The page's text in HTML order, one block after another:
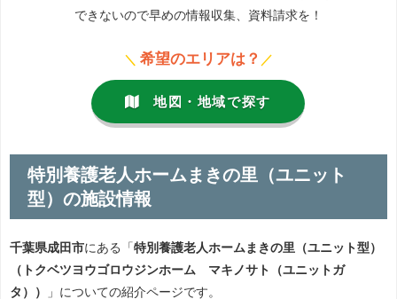
できないので早めの情報収集、資料請求を！
＼ 希望のエリアは？ ／
地図・地域で探す
特別養護老人ホームまきの里（ユニット
型）の施設情報
千葉県成田市にある「 特別養護老人ホームまきの里（ユニット型）
（トクベツヨウゴロウジンホーム マキノサト（ユニットガ
タ））
」についての紹介ページです。